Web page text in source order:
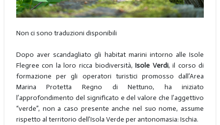
Non ci sono traduzioni disponibili
Dopo aver scandagliato gli habitat marini intorno alle Isole
Flegree con la loro ricca biodiversità,Isole Verdi, il corso di
formazione per gli operatori turistici promosso dall’Area
Marina Protetta Regno di Nettuno, ha iniziato
l’approfondimento del significato e del valore che l’aggettivo
“verde”, non a caso presente anche nel suo nome, assume
rispetto al territorio dell’Isola Verde per antonomasia: Ischia.